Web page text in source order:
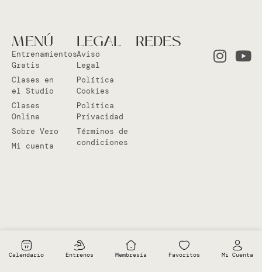
MENÚ
Entrenamientos
Gratis
Clases en
el Studio
Clases
Online
Sobre Vero
Mi cuenta
LEGAL
Aviso
Legal
Política
Cookies
Política
Privacidad
Términos de
condiciones
REDES
Calendario Entrenos Membresía Favoritos Mi Cuenta